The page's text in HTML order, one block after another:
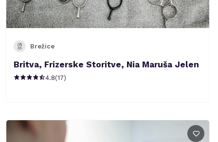
Brežice
Britva, Frizerske Storitve, Nia Maruša Jelen
4.8(17)